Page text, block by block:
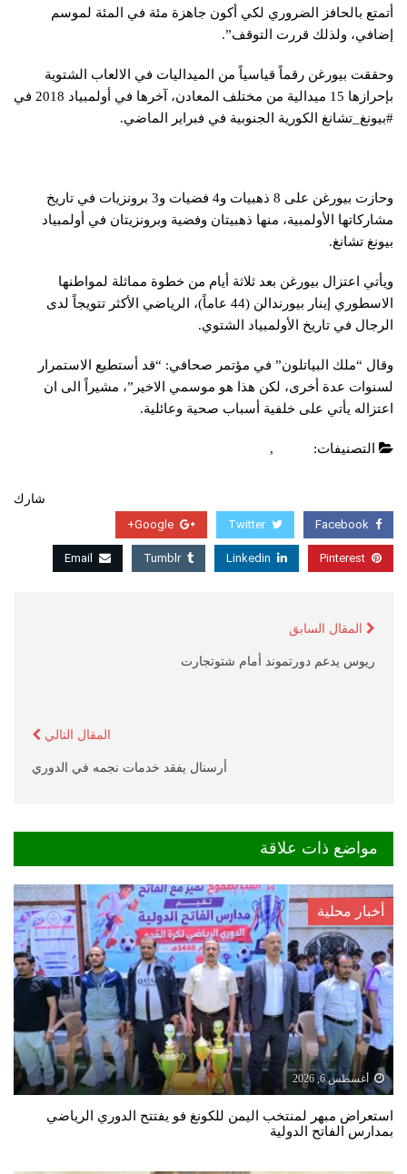
أتمتع بالحافز الضروري لكي أكون جاهزة مئة في المئة لموسم
إضافي، ولذلك قررت التوقف”.
وحققت بيورغن رقماً قياسياً من الميداليات في الالعاب الشتوية
بإحرازها 15 ميدالية من مختلف المعادن، آخرها في أولمبياد 2018 في
#بيونغ_تشانغ الكورية الجنوبية في فبراير الماضي.
وحازت بيورغن على 8 ذهبيات و4 فضيات و3 برونزيات في تاريخ
مشاركاتها الأولمبية، منها ذهبيتان وفضية وبرونزيتان في أولمبياد
بيونغ تشانغ.
ويأتي اعتزال بيورغن بعد ثلاثة أيام من خطوة مماثلة لمواطنها
الاسطوري إينار بيورندالن (44 عاماً)، الرياضي الأكثر تتويجاً لدى
الرجال في تاريخ الأولمبياد الشتوي.
وقال “ملك البياتلون” في مؤتمر صحافي: “قد أستطيع الاستمرار
لسنوات عدة أخرى، لكن هذا هو موسمي الاخير”، مشيراً الى ان
اعتزاله يأتي على خلفية أسباب صحية وعائلية.
التصنيفات: ,
شارك
Facebook
Twitter
Google+
Pinterest
Linkedin
Tumblr
Email
المقال السابق
ريوس يدعم دورتموند أمام شتوتجارت
المقال التالي
أرسنال يفقد خدمات نجمه في الدوري
مواضع ذات علاقة
أخبار محلية
أغسطس 6, 2026
استعراض مبهر لمنتخب اليمن للكونغ فو يفتتح الدوري الرياضي
بمدارس الفاتح الدولية